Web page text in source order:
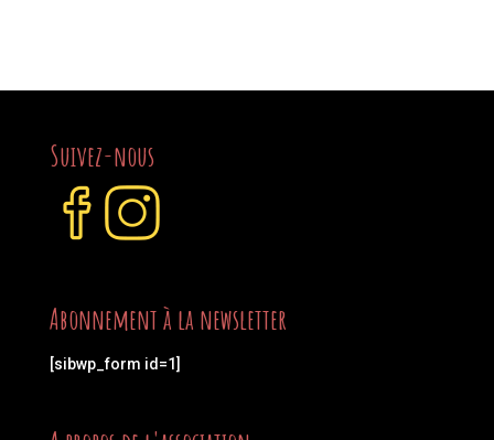
Suivez-nous
Abonnement à la newsletter
[sibwp_form id=1]